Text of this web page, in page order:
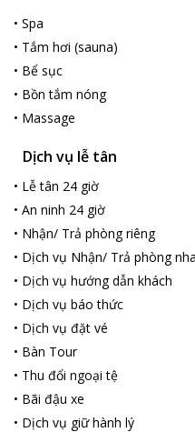
buôn làng Akô thôn xinh đẹp
mình vào thiên nhiên và được
thiên nhiên của vùng đất núi
Đến với Buôn ma Thuột, đến
đến cho du khách những điều
• Spa
• Tắm hơi (sauna)
• Bể sục
• Bồn tắm nóng
• Massage
Dịch vụ lễ tân
• Lễ tân 24 giờ
• An ninh 24 giờ
• Nhận/ Trả phòng riêng
• Dịch vụ Nhận/ Trả phòng
• Dịch vụ hướng dẫn khách
• Dịch vụ báo thức
• Dịch vụ đặt vé
• Bàn Tour
• Thu đổi ngoại tệ
• Bãi đậu xe
• Dịch vụ giữ hành lý